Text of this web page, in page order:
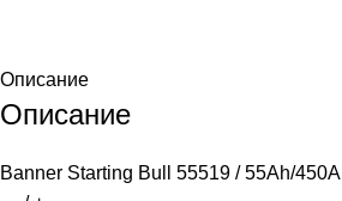
Описание
Описание
Banner Starting Bull 55519 / 55Ah/450A